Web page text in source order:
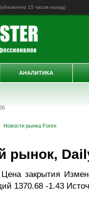
15 часов назад)
Новости рынка Forex
рынок,
закрытия
1370.68 -1.43
АНАЛИТИКА